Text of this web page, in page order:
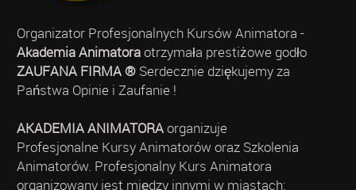
Organizator Profesjonalnych Kursów Animatora -
Akademia Animatoraotrzymała prestiżowe godło
ZAUFANA FIRMA ®Serdecznie dziękujemy za
Państwa Opinie i Zaufanie !
AKADEMIA ANIMATORAorganizuje
Profesjonalne Kursy Animatorów oraz Szkolenia
Animatorów. Profesjonalny Kurs Animatora
organizowany jest między innymi w miastach: